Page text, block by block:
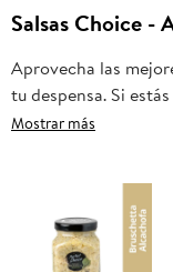
Salsas Choice -
Aprovecha las
tu despensa. Si
carnes, pan o
realmente
Mostrar más